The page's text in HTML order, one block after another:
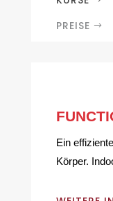
PREISE
Ein
Körper.